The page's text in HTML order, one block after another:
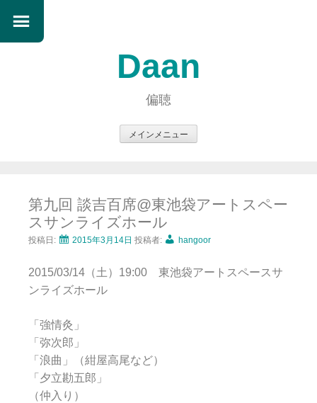
Daan
偏聴
メインメニュー
ン
ツ
へ
キ
ッ
第九回 談吉百席@東池袋アートスペー
スサンライズホール
投稿日: 2015年3月14日 投稿者: hangoor
2015/03/14（土）19:00 東池袋アートスペースサ
ンライズホール
「強情灸」
「弥次郎」
「浪曲」（紺屋高尾など）
「夕立勘五郎」
（仲入り）